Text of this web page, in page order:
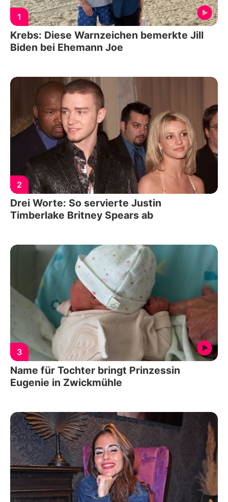
1
Krebs: Diese Warnzeichen bemerkte Jill
Biden bei Ehemann Joe
2
Drei Worte: So servierte Justin
Timberlake Britney Spears ab
3
Name für Tochter bringt Prinzessin
Eugenie in Zwickmühle